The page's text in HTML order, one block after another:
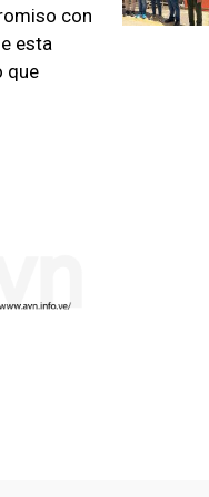
con
esta
que